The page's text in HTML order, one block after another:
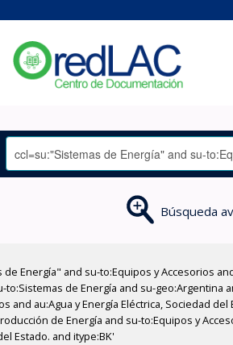
Búsqueda
Energía" and su-to:Equipos y Accesorios
de Energía and su-geo:Argentina
and au:Agua y Energía Eléctrica, Sociedad
de Energía and su-to:Equipos y
Estado. and itype:BK'